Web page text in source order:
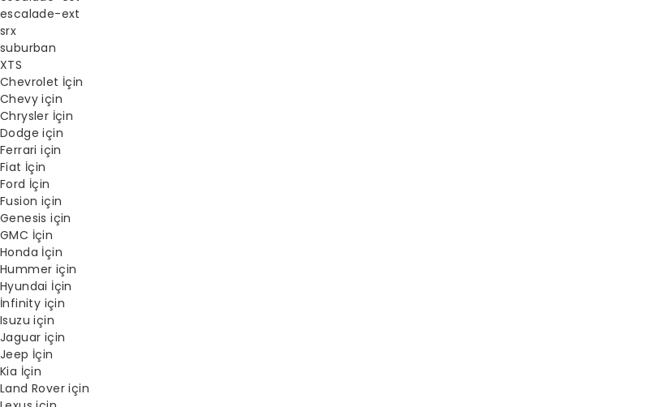
escalade-ext
srx
suburban
XTS
Chevrolet İçin
Chevy için
Chrysler İçin
Dodge için
Ferrari için
Fiat İçin
Ford İçin
Fusion için
Genesis için
GMC İçin
Honda İçin
Hummer için
Hyundai İçin
İnfinity için
Isuzu için
Jaguar için
Jeep İçin
Kia İçin
Land Rover için